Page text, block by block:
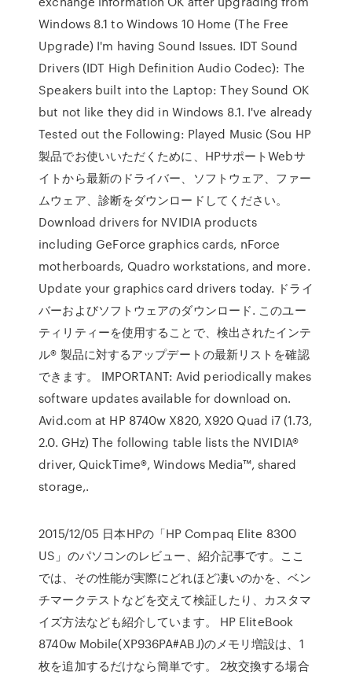
Windows 8.1 to Windows 10 Home (The Free
Upgrade) I'm having Sound Issues. IDT Sound
Drivers (IDT High Definition Audio Codec): The
Speakers built into the Laptop: They Sound OK
but not like they did in Windows 8.1. I've already
Tested out the Following: Played Music (Sou HP
製品でお使いいただくために、HPサポートWebサ
イトから最新のドライバー、ソフトウェア、ファー
ムウェア、診断をダウンロードしてください。
Download drivers for NVIDIA products
including GeForce graphics cards, nForce
motherboards, Quadro workstations, and more.
Update your graphics card drivers today. ドライ
バーおよびソフトウェアのダウンロード. このユー
ティリティーを使用することで、検出されたインテ
ル® 製品に対するアップデートの最新リストを確認
できます。 IMPORTANT: Avid periodically makes
software updates available for download on.
Avid.com at HP 8740w X820, X920 Quad i7 (1.73,
2.0. GHz) The following table lists the NVIDIA®
driver, QuickTime®, Windows Media™, shared
storage,.
2015/12/05 日本HPの「HP Compaq Elite 8300
US」のパソコンのレビュー、紹介記事です。ここ
では、その性能が実際にどれほど凄いのかを、ベン
チマークテストなどを交えて検証したり、カスタマ
イズ方法なども紹介しています。 HP EliteBook
8740w Mobile(XP936PA#ABJ)のメモリ増設は、1
枚を追加するだけなら簡単です。 2枚交換する場合